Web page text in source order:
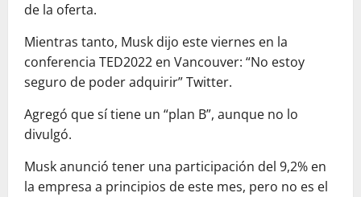
de la oferta.
Mientras tanto, Musk dijo este viernes en la
conferencia TED2022 en Vancouver: “No estoy
seguro de poder adquirir” Twitter.
Agregó que sí tiene un “plan B”, aunque no lo
divulgó.
Musk anunció tener una participación del 9,2% en
la empresa a principios de este mes, pero no es el